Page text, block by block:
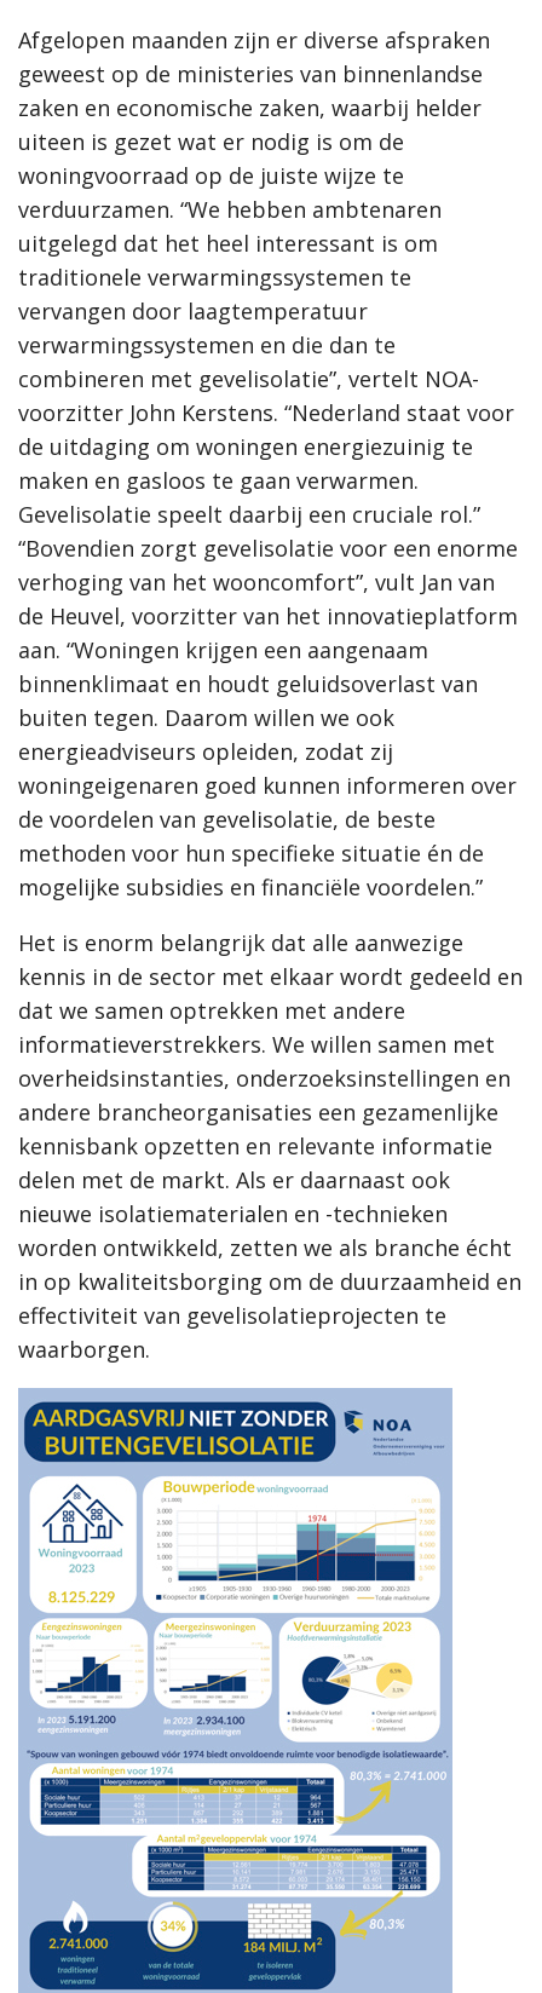
Afgelopen maanden zijn er diverse afspraken
geweest op de ministeries van binnenlandse
zaken en economische zaken, waarbij helder
uiteen is gezet wat er nodig is om de
woningvoorraad op de juiste wijze te
verduurzamen. “We hebben ambtenaren
uitgelegd dat het heel interessant is om
traditionele verwarmingssystemen te
vervangen door laagtemperatuur
verwarmingssystemen en die dan te
combineren met gevelisolatie”, vertelt NOA-
voorzitter John Kerstens. “Nederland staat voor
de uitdaging om woningen energiezuinig te
maken en gasloos te gaan verwarmen.
Gevelisolatie speelt daarbij een cruciale rol.”
“Bovendien zorgt gevelisolatie voor een enorme
verhoging van het wooncomfort”, vult Jan van
de Heuvel, voorzitter van het innovatieplatform
aan. “Woningen krijgen een aangenaam
binnenklimaat en houdt geluidsoverlast van
buiten tegen. Daarom willen we ook
energieadviseurs opleiden, zodat zij
woningeigenaren goed kunnen informeren over
de voordelen van gevelisolatie, de beste
methoden voor hun specifieke situatie én de
mogelijke subsidies en financiële voordelen.”
Het is enorm belangrijk dat alle aanwezige
kennis in de sector met elkaar wordt gedeeld en
dat we samen optrekken met andere
informatieverstrekkers. We willen samen met
overheidsinstanties, onderzoeksinstellingen en
andere brancheorganisaties een gezamenlijke
kennisbank opzetten en relevante informatie
delen met de markt. Als er daarnaast ook
nieuwe isolatiematerialen en -technieken
worden ontwikkeld, zetten we als branche écht
in op kwaliteitsborging om de duurzaamheid en
effectiviteit van gevelisolatieprojecten te
waarborgen.